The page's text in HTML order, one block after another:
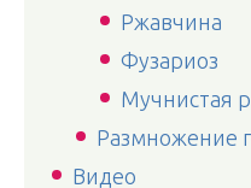
Ржавчина
Фузариоз
Мучнистая
Размножение
Видео